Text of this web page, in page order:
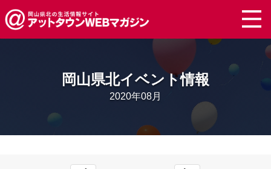
岡山県北イベント情報
2020年08月